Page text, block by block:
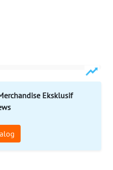
Eksklusif